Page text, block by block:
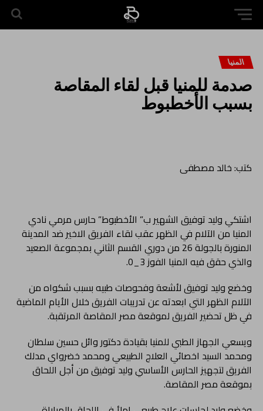
المنيا
صدمة للمنيا قبل لقاء المقاصة
بسبب الأخطبوط
كتب: خالد مصطفى
اشتكي وليد توفيق الشهير ب” الأخطبوط” حارس مرمي نادي
المنيا من الآلام في الظهر عقب لقاء الفريق الاخير ضد المدينة
المنورة بالجولة 26 من دوري القسم الثاني بمجموعة الصعيد
والذي حقق فيه المنيا الفوز 3_0.
وخضع وليد توفيق لأشعة وفحوصات طبيه بسبب شكواه من
الآلام الظهر التي ابعدته عن تدريبات الفريق خلال الأيام الماضية
في ظل تحضير الفريق لموقعة مصر المقاصة المرتقبة.
ويسعي الجهاز الطبي للمنيا بقيادة دكتور وائل حسين سلطان
ومحمد السيد اخصائي العلاج الطبيعي ومحمد خضرواي مدلك
الفريق لتجهيز الحارس الأساسي وليد توفيق من أجل اللحاق
بموقعة مصر المقاصة.